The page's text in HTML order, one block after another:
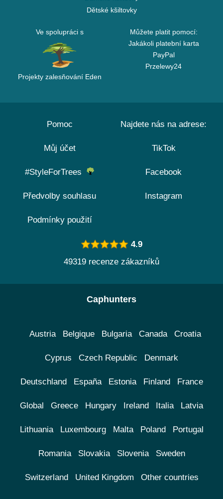
Dětské kšiltovky
Ve spolupráci s
Projekty zalesňování Eden
Můžete platit pomocí:
Jakákoli platební karta
PayPal
Przelewy24
Pomoc
Můj účet
#StyleForTrees
Předvolby souhlasu
Podmínky použití
Najdete nás na adrese:
TikTok
Facebook
Instagram
4.9
49319 recenze zákazníků
Caphunters
Austria Belgique Bulgaria Canada Croatia
Cyprus Czech Republic Denmark
Deutschland España Estonia Finland France
Global Greece Hungary Ireland Italia Latvia
Lithuania Luxembourg Malta Poland Portugal
Romania Slovakia Slovenia Sweden
Switzerland United Kingdom Other countries